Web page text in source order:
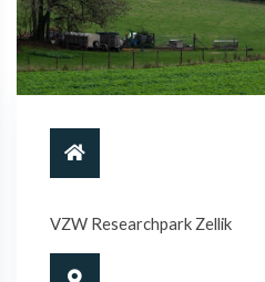
VZW Researchpark Zellik